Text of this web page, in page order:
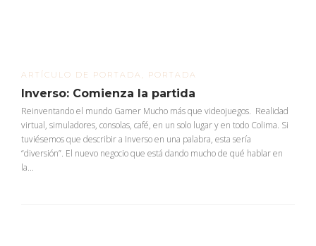
ARTÍCULO DE PORTADA PORTADA
Inverso: Comienza la partida
Reinventando el mundo Gamer Mucho más que videojuegos. Realidad
virtual, simuladores, consolas, café, en un solo lugar y en todo Colima. Si
tuviésemos que describir a Inverso en una palabra, esta sería
“diversión”. El nuevo negocio que está dando mucho de qué hablar en
la...